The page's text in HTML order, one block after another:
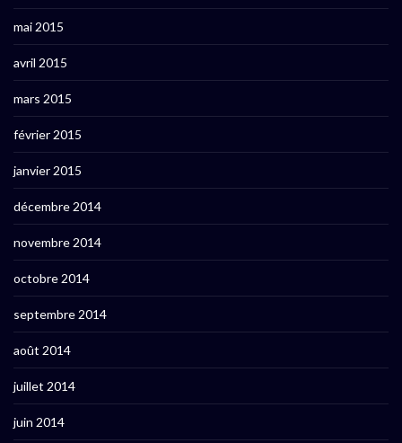
mai 2015
avril 2015
mars 2015
février 2015
janvier 2015
décembre 2014
novembre 2014
octobre 2014
septembre 2014
août 2014
juillet 2014
juin 2014